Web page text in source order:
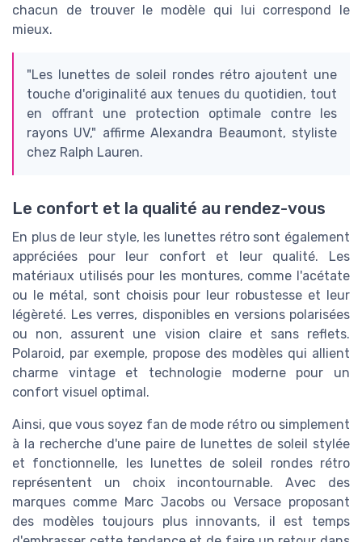
chacun de trouver le modèle qui lui correspond le
mieux.
"Les lunettes de soleil rondes rétro ajoutent une
touche d'originalité aux tenues du quotidien, tout
en offrant une protection optimale contre les
rayons UV," affirme Alexandra Beaumont, styliste
chez Ralph Lauren.
Le confort et la qualité au rendez-vous
En plus de leur style, les lunettes rétro sont également
appréciées pour leur confort et leur qualité. Les
matériaux utilisés pour les montures, comme l'acétate
ou le métal, sont choisis pour leur robustesse et leur
légèreté. Les verres, disponibles en versions polarisées
ou non, assurent une vision claire et sans reflets.
Polaroid, par exemple, propose des modèles qui allient
charme vintage et technologie moderne pour un
confort visuel optimal.
Ainsi, que vous soyez fan de mode rétro ou simplement
à la recherche d'une paire de lunettes de soleil stylée
et fonctionnelle, les lunettes de soleil rondes rétro
représentent un choix incontournable. Avec des
marques comme Marc Jacobs ou Versace proposant
des modèles toujours plus innovants, il est temps